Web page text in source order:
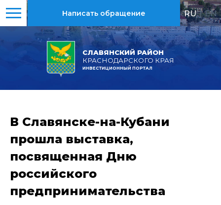
СЛАВЯНСКИЙ РАЙОН
КРАСНОДАРСКОГО КРАЯ
ИНВЕСТИЦИОННЫЙ ПОРТАЛ
Написать обращение RU | EN
В Славянске-на-Кубани
прошла выставка,
посвященная Дню
российского
предпринимательства